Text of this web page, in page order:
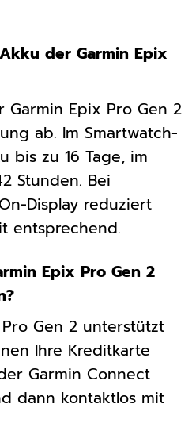
der Garmin Epix
Garmin Epix Pro Gen 2
ab. Im Smartwatch-
bis zu 16 Tage, im
Stunden. Bei
Display reduziert
entsprechend.
Epix Pro Gen 2
Gen 2 unterstützt
Ihre Kreditkarte
Garmin Connect
dann kontaktlos mit